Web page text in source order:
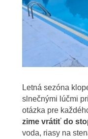
Letná sezóna
slnečnými lúčmi
otázka pre
zime vrátiť do
voda, riasy na